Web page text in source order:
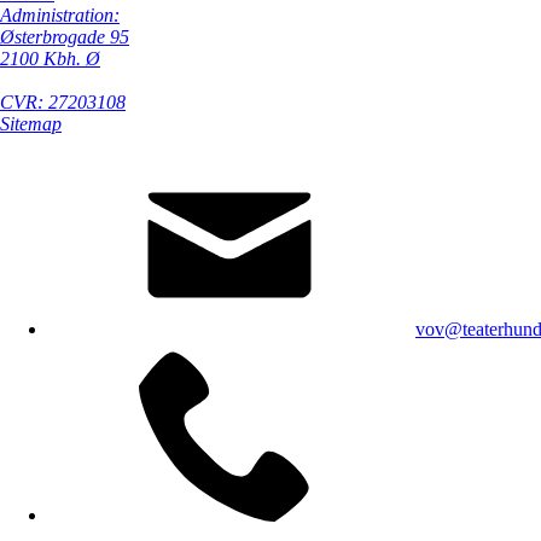
Administration:
Østerbrogade 95
2100 Kbh. Ø
CVR: 27203108
Sitemap